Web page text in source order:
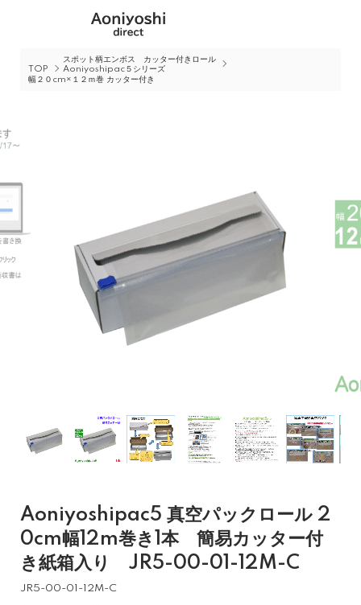
TOP
スポット柄エンボス カッター付きロール
Aoniyoshipac５シリーズ
幅２０cm×１２ｍ巻 カッター付き
Aoniyoshipac5 真空パックロール 2
0cm幅12m巻き1本 簡易カッター付
き紙箱入り JR5-00-01-12M-C
JR5-00-01-12M-C